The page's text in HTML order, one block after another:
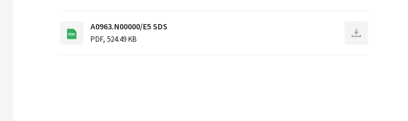
A0963.N00000/E5 SDS
PDF, 524.49 KB